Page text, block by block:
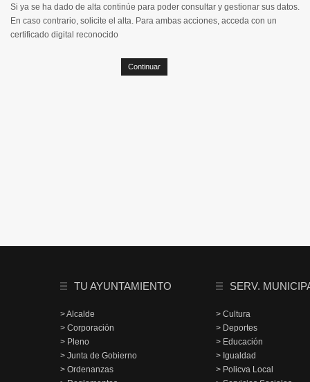
Si ya se ha dado de alta continúe para poder consultar y gestionar sus datos.
En caso contrario, solicite el alta. Para ambas acciones, acceda con un
certificado digital reconocido
Continuar
TU AYUNTAMIENTO
> Alcalde
> Corporación
> Pleno
> Junta de Gobierno
> Ordenanzas
SERV.
> Cultura
> Deportes
> Educación
> Igualdad
> Policva Local